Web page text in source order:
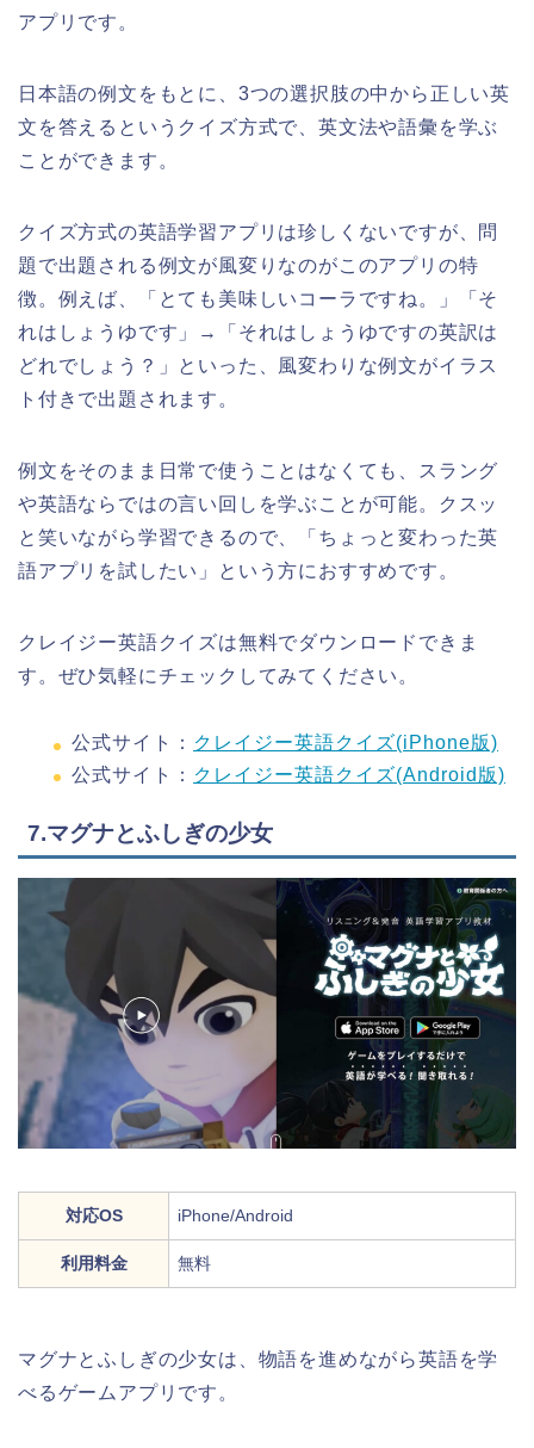
アプリです。
日本語の例文をもとに、3つの選択肢の中から正しい英
文を答えるというクイズ方式で、英文法や語彙を学ぶ
ことができます。
クイズ方式の英語学習アプリは珍しくないですが、問
題で出題される例文が風変りなのがこのアプリの特
徴。例えば、「とても美味しいコーラですね。」「そ
れはしょうゆです」→「それはしょうゆですの英訳は
どれでしょう？」といった、風変わりな例文がイラス
ト付きで出題されます。
例文をそのまま日常で使うことはなくても、スラング
や英語ならではの言い回しを学ぶことが可能。クスッ
と笑いながら学習できるので、「ちょっと変わった英
語アプリを試したい」という方におすすめです。
クレイジー英語クイズは無料でダウンロードできま
す。ぜひ気軽にチェックしてみてください。
公式サイト： クレイジー英語クイズ(iPhone版)
公式サイト： クレイジー英語クイズ(Android版)
7.マグナとふしぎの少女
対応OS iPhone/Android
利用料金 無料
マグナとふしぎの少女は、物語を進めながら英語を学
べるゲームアプリです。